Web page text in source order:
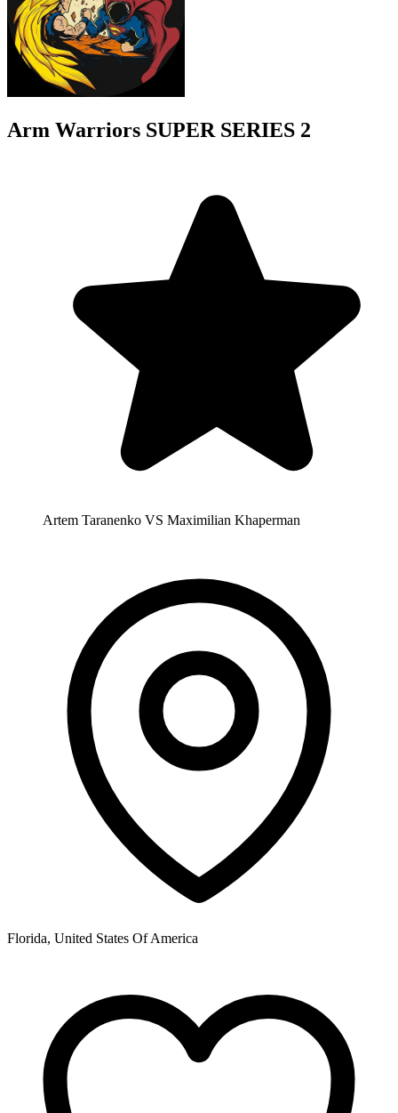
Arm Warriors SUPER SERIES 2
Artem Taranenko VS Maximilian Khaperman
Florida, United States Of America